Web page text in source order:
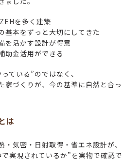
を多く建築
基本をずっと大切にしてきた
を活かす設計が得意
助金活用ができる
ている”のではなく、
家づくりが、今の基準に自然と合っ
は
・気密・日射取得・省エネ設計が、
実現されているか”を実物で確認で